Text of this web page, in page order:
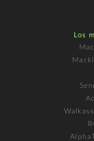
Los